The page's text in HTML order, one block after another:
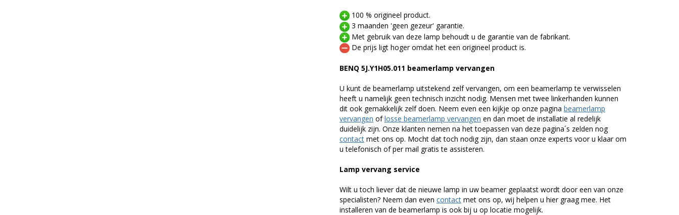
100 % origineel product.
3 maanden 'geen gezeur' garantie.
Met gebruik van deze lamp behoudt u de garantie van de fabrikant.
De prijs ligt hoger omdat het een origineel product is.
BENQ 5J.Y1H05.011 beamerlamp vervangen
U kunt de beamerlamp uitstekend zelf vervangen, om een beamerlamp te verwisselen
heeft u namelijk geen technisch inzicht nodig. Mensen met twee linkerhanden kunnen
dit ook gemakkelijk zelf doen. Neem even een kijkje op onze pagina beamerlamp
vervangen oflosse beamerlamp vervangen en dan moet de installatie al redelijk
duidelijk zijn. Onze klanten nemen na het toepassen van deze pagina´s zelden nog
contact met ons op. Mocht dat toch nodig zijn, dan staan onze experts voor u klaar om
u telefonisch of per mail gratis te assisteren.
Lamp vervang service
Wilt u toch liever dat de nieuwe lamp in uw beamer geplaatst wordt door een van onze
specialisten? Neem dan even contact met ons op, wij helpen u hier graag mee. Het
installeren van de beamerlamp is ook bij u op locatie mogelijk.